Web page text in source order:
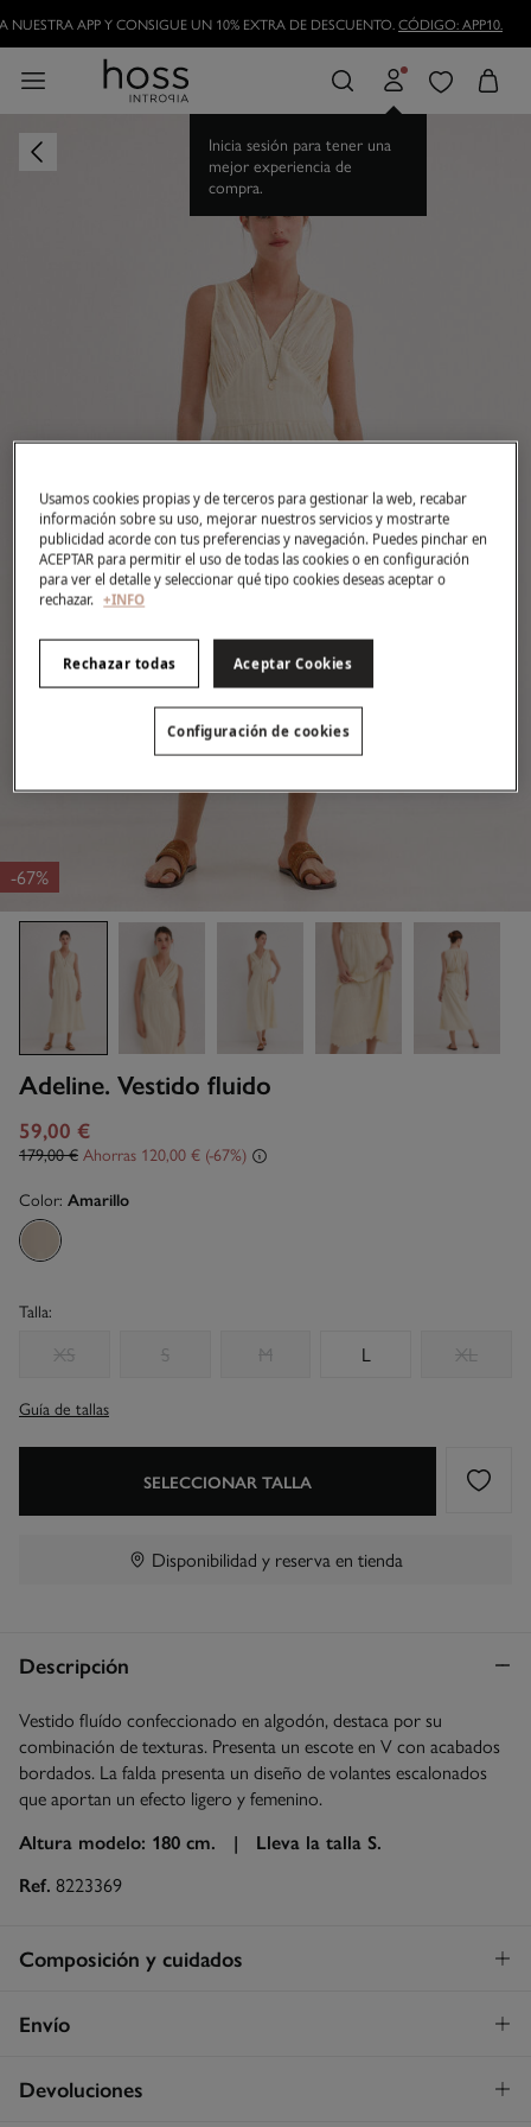
HAZTE HOSSLOVERY DISFRUTA DE LAS VENTAJAS
Inicia sesión para tener una
mejor experiencia de
compra.
-67%
Adeline. Vestido fluido
59,00 €
179,00 € Ahorras 120,00 € 67
Color: Amarillo
Talla:
XS S M L XL
Guía de tallas
SELECCIONAR TALLA
Disponibilidad y reserva en tienda
Descripción
Vestido fluído confeccionado en algodón, destaca por su
combinación de texturas. Presenta un escote en V con acabados
bordados. La falda presenta un diseño de volantes escalonados
que aportan un efecto ligero y femenino.
Altura modelo: 180 cm. | Lleva la talla S.
Ref. 8223369
Composición y cuidados
Composición
Cuidados
Envío
Envío a tienda
¡GRATIS!
Devoluciones
Usamos cookies propias y de terceros para gestionar la web, recabar
información sobre su uso, mejorar nuestros servicios y mostrarte
publicidad acorde con tus preferencias y navegación. Puedes pinchar en
ACEPTAR para permitir el uso de todas las cookies o en configuración
para ver el detalle y seleccionar qué tipo cookies deseas aceptar o
rechazar. +INFO
Rechazar todas Aceptar Cookies
Configuración de cookies